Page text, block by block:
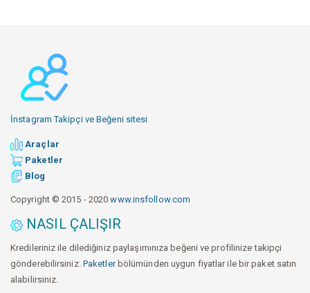
İnstagram Takipçi ve Beğeni sitesi
Araçlar
Paketler
Blog
Copyright © 2015 - 2020www.insfollow.com
NASIL ÇALIŞIR
Kredileriniz ile dilediğiniz paylaşımınıza beğeni ve profilinize takipçi
gönderebilirsiniz. Paketlerbölümünden uygun fiyatlar ile bir paket satın
alabilirsiniz.